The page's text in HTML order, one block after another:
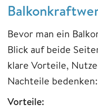
Bevor man ein
Blick auf beide
klare Vorteile,
Nachteile bedenken:
Vorteile: